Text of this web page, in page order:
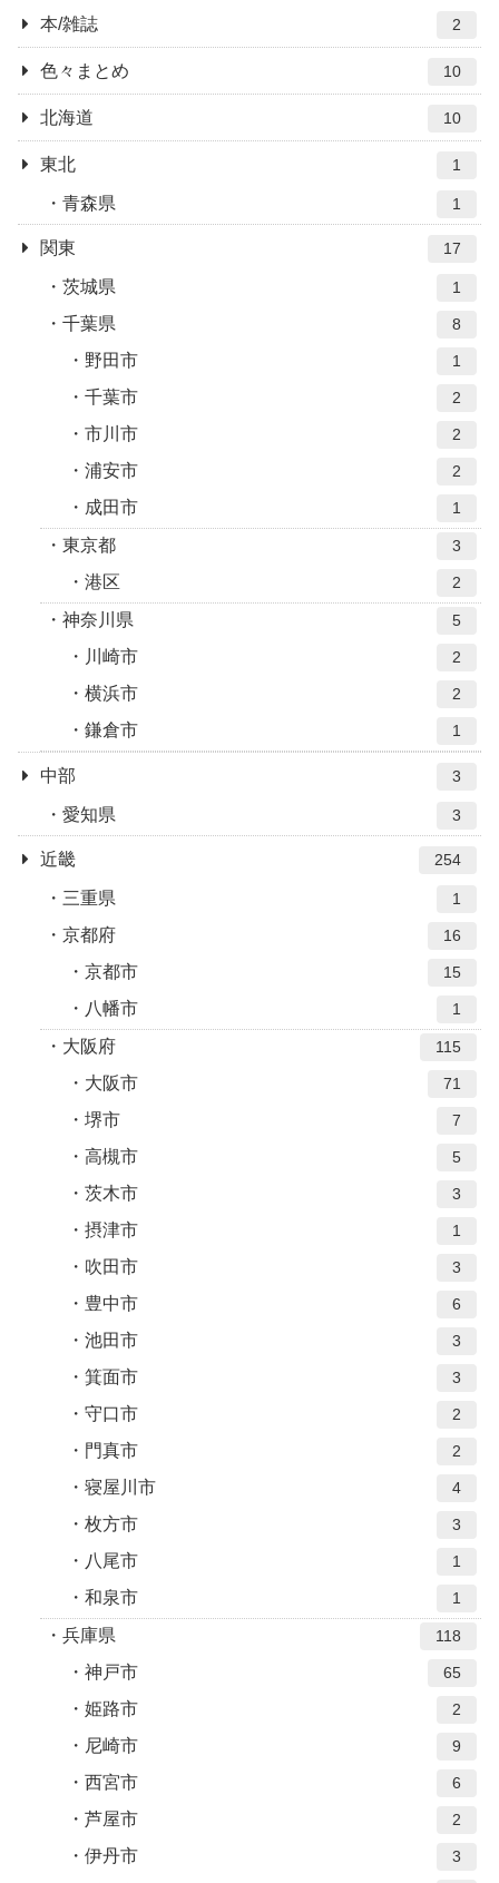
本/雑誌 2
色々まとめ 10
北海道 10
東北 1
青森県 1
関東 17
茨城県 1
千葉県 8
野田市 1
千葉市 2
市川市 2
浦安市 2
成田市 1
東京都 3
港区 2
神奈川県 5
川崎市 2
横浜市 2
鎌倉市 1
中部 3
愛知県 3
近畿 254
三重県 1
京都府 16
京都市 15
八幡市 1
大阪府 115
大阪市 71
堺市 7
高槻市 5
茨木市 3
摂津市 1
吹田市 3
豊中市 6
池田市 3
箕面市 3
守口市 2
門真市 2
寝屋川市 4
枚方市 3
八尾市 1
和泉市 1
兵庫県 118
神戸市 65
姫路市 2
尼崎市 9
西宮市 6
芦屋市 2
伊丹市 3